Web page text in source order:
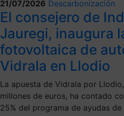
21/07/2026 Descarbonización
El consejero de
Jauregi, inaugura
fotovoltaica de
Vidrala en Llodio
La apuesta de Vidrala por
millones de euros, ha contado
25% del programa de ayudas